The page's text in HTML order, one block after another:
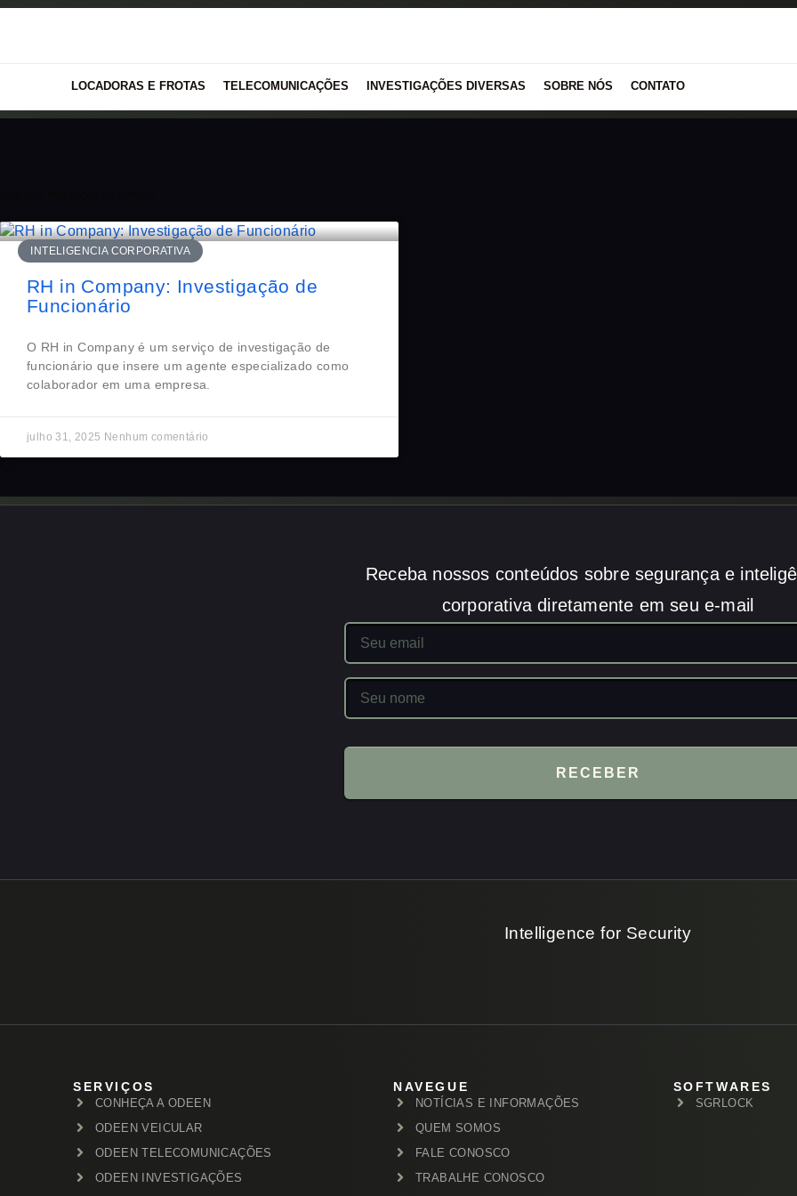
LOCADORAS E FROTAS TELECOMUNICAÇÕES INVESTIGAÇÕES DIVERSAS SOBRE NÓS CONTATO
INTELIGENCIA CORPORATIVA
RH in Company: Investigação de
Funcionário
O RH in Company é um serviço de investigação de
funcionário que insere um agente especializado como
colaborador em uma empresa.
julho 31, 2025 Nenhum comentário
Receba nossos conteúdos sobre segurança e
corporativa diretamente em seu e-mail
RECEBER
Intelligence for Security
SERVIÇOS
CONHEÇA A ODEEN
ODEEN VEICULAR
ODEEN TELECOMUNICAÇÕES
ODEEN INVESTIGAÇÕES
NAVEGUE
NOTÍCIAS E INFORMAÇÕES
QUEM SOMOS
FALE CONOSCO
TRABALHE CONOSCO
SOFTWARES
SGRLOCK